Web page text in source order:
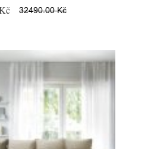
32490.00 Kč